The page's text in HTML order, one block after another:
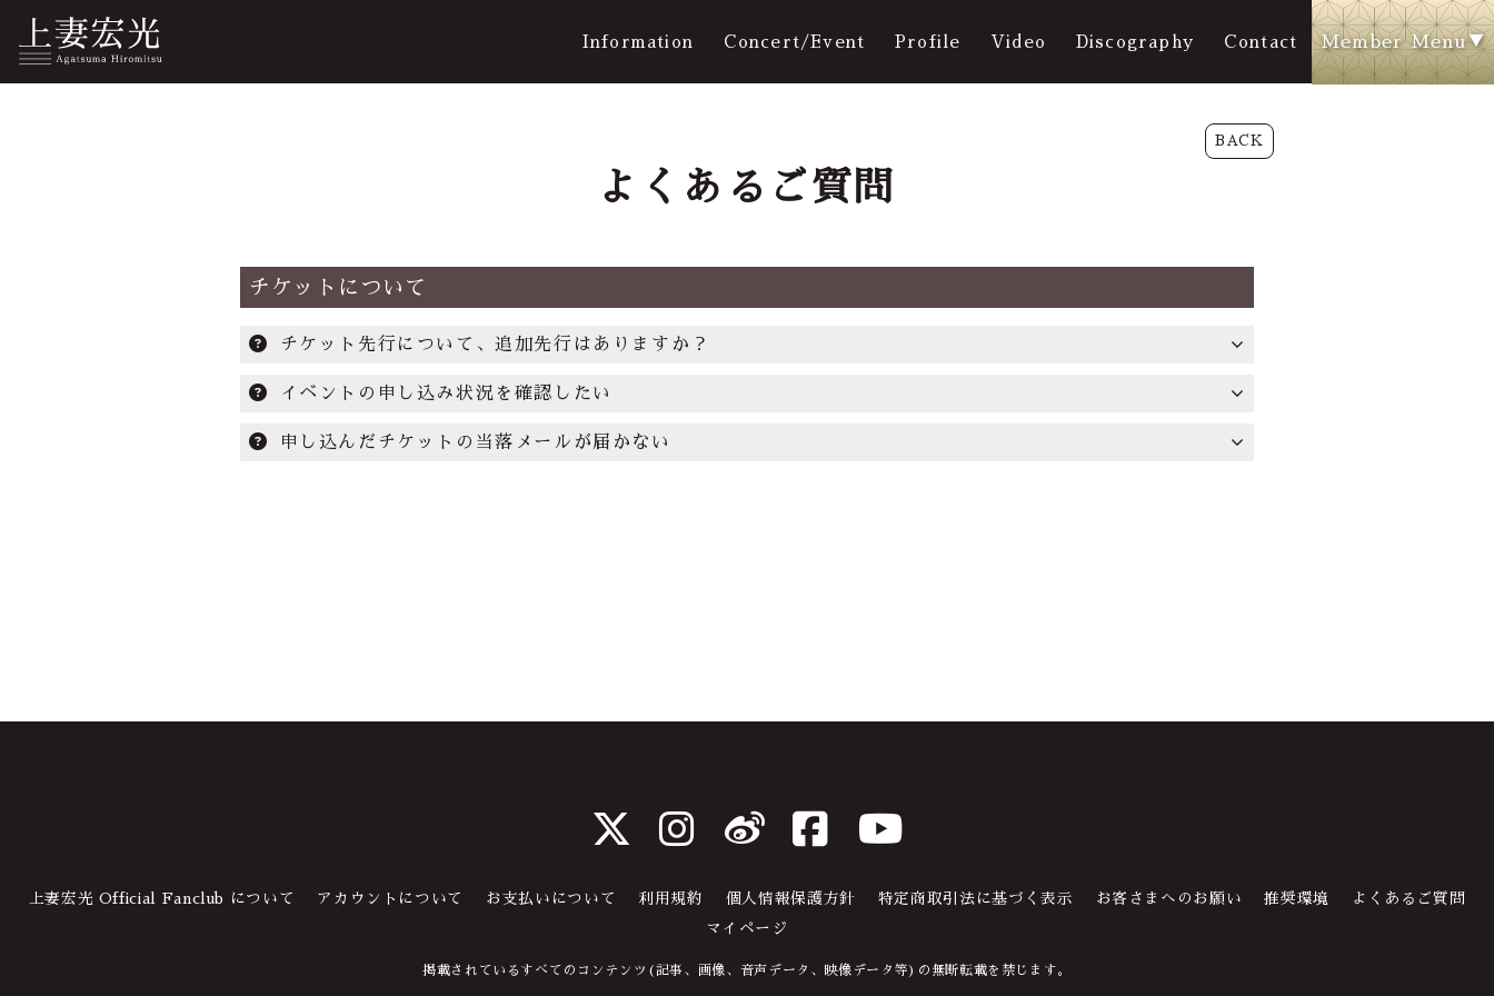
Information Concert/Event Profile Video Discography Contact Member Menu
よくあるご質問
BACK
チケットについて
チケット先行について、追加先行はありますか？
イベントの申し込み状況を確認したい
申し込んだチケットの当落メールが届かない
上妻宏光 Official Fanclub について アカウントについて お支払いについて 利用規約 個人情報保護方針 特定商取引法に基づく表示 お客さまへのお願い 推奨環境 よくあるご質問
マイページ
掲載されているすべてのコンテンツ(記事、画像、音声データ、映像データ等)の無断転載を禁じます。